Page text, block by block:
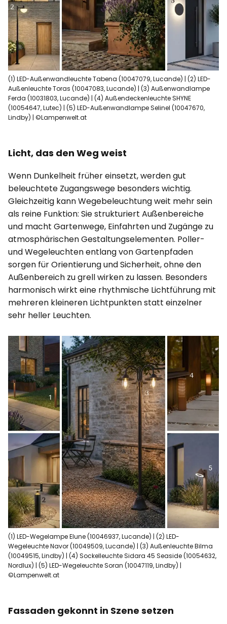
(1) LED-Außenwandleuchte Tabena (10047079, Lucande) | (2) LED-
Außenleuchte Toras (10047083, Lucande) | (3) Außenwandlampe
Ferda (10031803, Lucande) | (4) Außendeckenleuchte SHYNE
(10054647, Lutec) | (5) LED-Außenwandlampe Selinel (10047670,
Lindby) | ©Lampenwelt.at
Licht, das den Weg weist
Wenn Dunkelheit früher einsetzt, werden gut
beleuchtete Zugangswege besonders wichtig.
Gleichzeitig kann Wegebeleuchtung weit mehr sein
als reine Funktion: Sie strukturiert Außenbereiche
und macht Gartenwege, Einfahrten und Zugänge zu
atmosphärischen Gestaltungselementen. Poller-
und Wegeleuchten entlang von Gartenpfaden
sorgen für Orientierung und Sicherheit, ohne den
Außenbereich zu grell wirken zu lassen. Besonders
harmonisch wirkt eine rhythmische Lichtführung mit
mehreren kleineren Lichtpunkten statt einzelner
sehr heller Leuchten.
(1) LED-Wegelampe Elune (10046937, Lucande) | (2) LED-
Wegeleuchte Navor (10049509, Lucande) | (3) Außenleuchte Bilma
(10049515, Lindby) | (4) Sockelleuchte Sidara 45 Seaside (10054632,
Nordlux) | (5) LED-Wegeleuchte Soran (10047119, Lindby) |
©Lampenwelt.at
Fassaden gekonnt in Szene setzen